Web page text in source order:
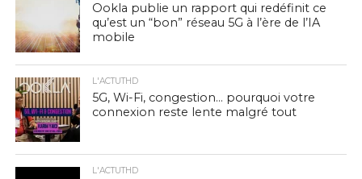
Ookla publie un rapport qui redéfinit ce
qu’est un “bon” réseau 5G à l’ère de l’IA
mobile
L'ACTUTHD
5G, Wi-Fi, congestion… pourquoi votre
connexion reste lente malgré tout
L'ACTUTHD